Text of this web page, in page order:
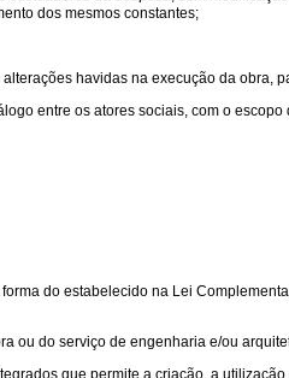
dos mesmos constantes;
havidas na execução da obra,
entre os atores sociais, com o
do estabelecido na Lei
ou do serviço de engenharia e/ou
que permite a criação, a